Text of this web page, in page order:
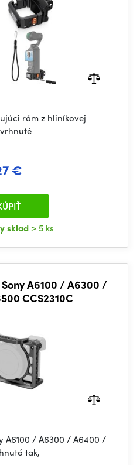
rám z hliníkovej
€
sklad > 5 ks
A6100 / A6300 /
CCS2310C
A6100 / A6300 / A6400 /
tak,